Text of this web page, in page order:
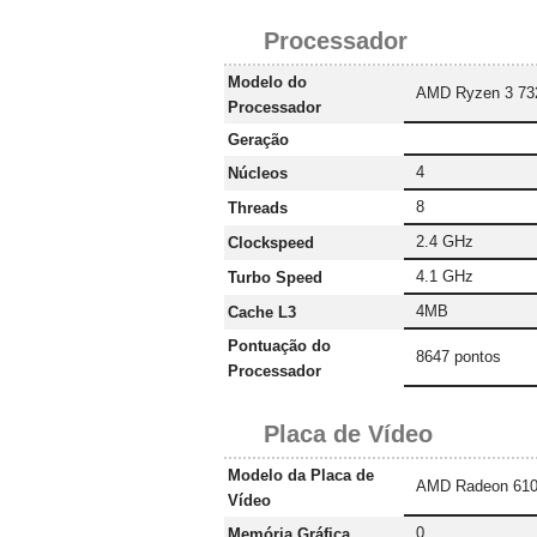
Processador
Modelo do
Processador
AMD Ryzen 3
Geração
Núcleos
4
Threads
8
Clockspeed
2.4 GHz
Turbo Speed
4.1 GHz
Cache L3
4MB
Pontuação do
Processador
8647 pontos
Placa de Vídeo
Modelo da Placa de
Vídeo
AMD Radeon
0